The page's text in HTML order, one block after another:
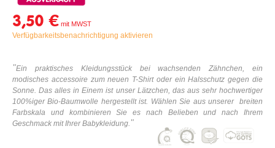
3,50 €
Verfügbarkeitsbenachrichtigung aktivieren
"Ein praktisches Kleidungsstück bei wachsenden Zähnchen, ein
modisches accessoire zum neuen T-Shirt oder ein Halsschutz gegen die
Sonne. Das alles in Einem ist unser Lätzchen, das aus sehr hochwertiger
100%iger Bio-Baumwolle hergestellt ist. Wählen Sie aus unserer breiten
Farbskala und kombinieren Sie es nach Belieben und nach Ihrem
Geschmack mit IhrerBabykleidung. "